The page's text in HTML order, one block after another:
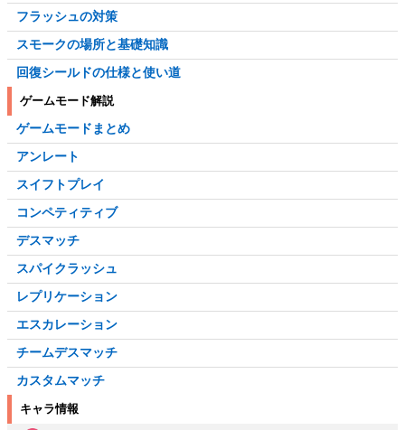
フラッシュの対策
スモークの場所と基礎知識
回復シールドの仕様と使い道
ゲームモード解説
ゲームモードまとめ
アンレート
スイフトプレイ
コンペティティブ
デスマッチ
スパイクラッシュ
レプリケーション
エスカレーション
チームデスマッチ
カスタムマッチ
キャラ情報